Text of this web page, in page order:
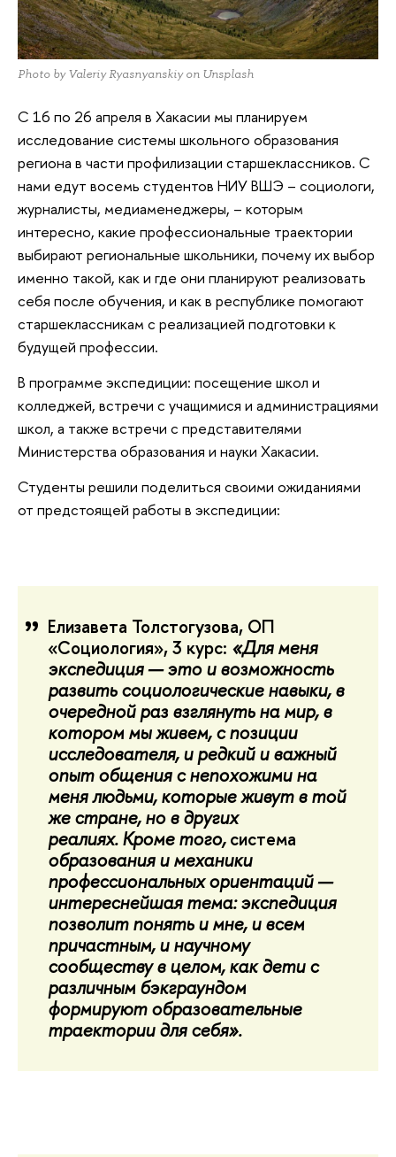
Photo by Valeriy Ryasnyanskiy on Unsplash
С 16 по 26 апреля в Хакасии мы планируем
исследование системы школьного образования
региона в части профилизации старшеклассников. С
нами едут восемь студентов НИУ ВШЭ – социологи,
журналисты, медиаменеджеры, – которым
интересно, какие профессиональные траектории
выбирают региональные школьники, почему их выбор
именно такой, как и где они планируют реализовать
себя после обучения, и как в республике помогают
старшеклассникам с реализацией подготовки к
будущей профессии.
В программе экспедиции: посещение школ и
колледжей, встречи с учащимися и администрациями
школ, а также встречи с представителями
Министерства образования и науки Хакасии.
Студенты решили поделиться своими ожиданиями
от предстоящей работы в экспедиции:
Елизавета Толстогузова, ОП
«Социология», 3 курс: «Для меня
экспедиция — это и возможность
развить социологические навыки, в
очередной раз взглянуть на мир, в
котором мы живем, с позиции
исследователя, и редкий и важный
опыт общения с непохожими на
меня людьми, которые живут в той
же стране, но в других
реалиях. Кроме того,система
образования и механики
профессиональных ориентаций —
интереснейшая тема: экспедиция
позволит понять и мне, и всем
причастным, и научному
сообществу в целом, как дети с
различным бэкграундом
формируют образовательные
траектории для себя».